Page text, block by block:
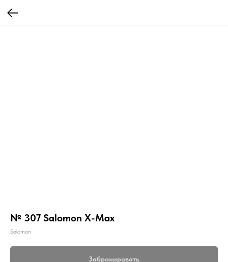
№ 307 Salomon X-Max
Salomon
Забронировать